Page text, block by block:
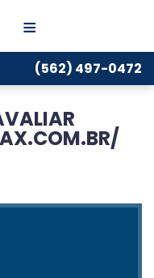
≡
(562) 497-0472